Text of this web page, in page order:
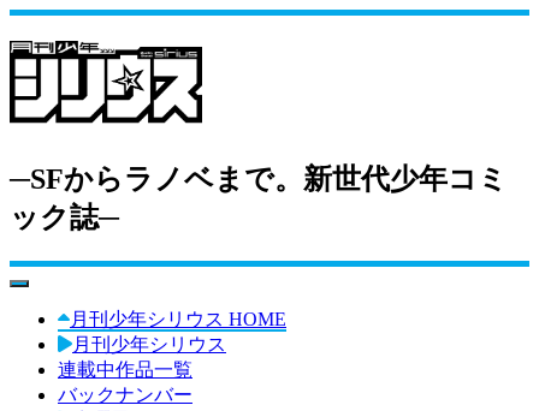
─SFからラノベまで。新世代少年コミ
ック誌─
toggle navigation
月刊少年シリウス HOME
月刊少年シリウス
連載中作品一覧
バックナンバー